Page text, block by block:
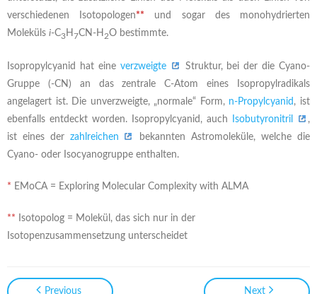
verschiedenen Isotopologen** und sogar des monohydrierten
Moleküls i-C3H 7CN-H 2O bestimmte.
Isopropylcyanid hat eine verzweigte
Struktur, bei der die Cyano-
Gruppe (-CN) an das zentrale C-Atom eines Isopropylradikals
angelagert ist. Die unverzweigte, „normale“ Form, n-Propylcyanid , ist
ebenfalls entdeckt worden. Isopropylcyanid, auch
Isobutyronitril
,
ist eines der zahlreichen
bekannten Astromoleküle, welche die
Cyano- oder Isocyanogruppe enthalten.
* EMoCA = Exploring Molecular Complexity with ALMA
** Isotopolog = Molekül, das sich nur in der
Isotopenzusammensetzung unterscheidet
Previous Next